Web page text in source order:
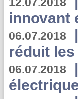
innovant
06.07.2018 |
réduit
06.07.2018 |